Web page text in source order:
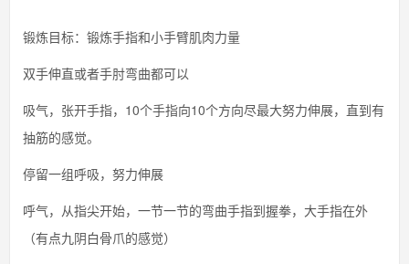
锻炼目标：锻炼手指和小手臂肌肉力量
双手伸直或者手肘弯曲都可以
吸气，张开手指，10个手指向10个方向尽最大努力伸展，直到有
抽筋的感觉。
停留一组呼吸，努力伸展
呼气，从指尖开始，一节一节的弯曲手指到握拳，大手指在外
（有点九阴白骨爪的感觉）